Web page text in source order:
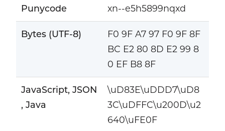
Punycode xn--e5h5899nqxd
Bytes (UTF-8)
F0 9F A7 97 F0 9F 8F
BC E2 80 8D E2 99 8
0 EF B8 8F
JavaScript, JSON
, Java
\uD83E\uDDD7\uD8
3C\uDFFC\u200D\u2
640\uFE0F